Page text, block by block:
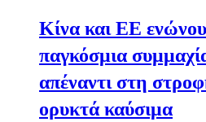
Κίνα και ΕΕ
παγκόσμια
απέναντι στη
ορυκτά καύσιμα